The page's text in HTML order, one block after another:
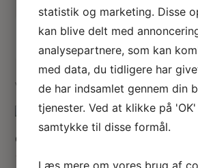
Skriv
hvad
du
her
Søg
Viser 1 resultat
Orkidé i cyklamen
140.00
statistik og marketing. Disse
kan blive delt med
analysepartnere, som kan
med data, du tidligere har
de har indsamlet gennem din
tjenester. Ved at klikke på
samtykke til disse formål.
Læs mere om vores brug af